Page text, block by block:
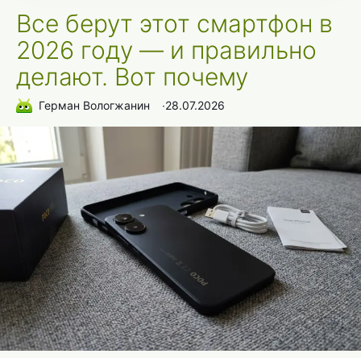
Все берут этот смартфон в
2026 году — и правильно
делают. Вот почему
Герман Вологжанин ∙28.07.2026